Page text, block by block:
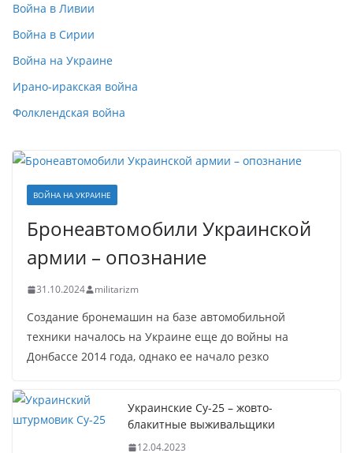
Война в Ливии
Война в Сирии
Война на Украине
Ирано-иракская война
Фолклендская война
ВОЙНА НА УКРАИНЕ
Бронеавтомобили Украинской
армии – опознание
31.10.2024 militarizm
Создание бронемашин на базе автомобильной
техники началось на Украине еще до войны на
Донбассе 2014 года, однако ее начало резко
Украинские Су-25 – жовто-
блакитные выживальщики
12.04.2023